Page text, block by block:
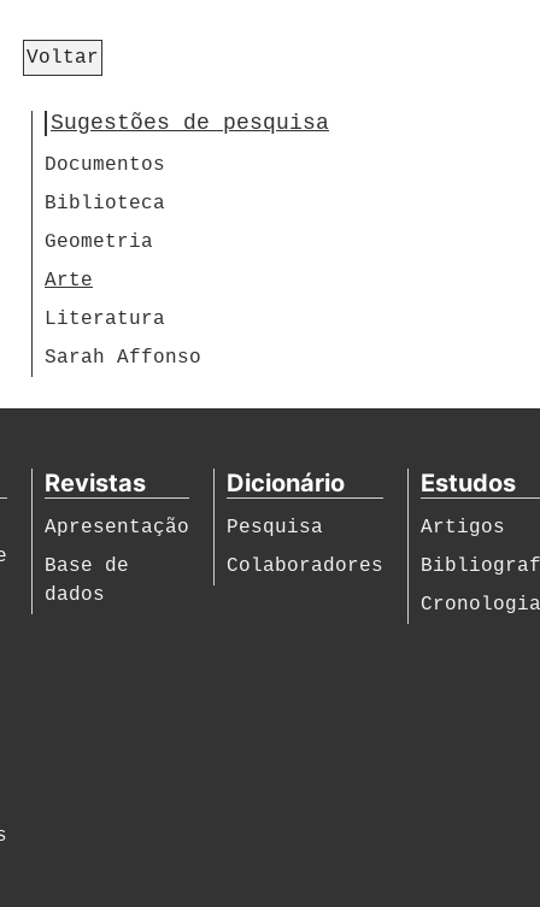
Voltar
Sugestões de pesquisa
Documentos
Biblioteca
Geometria
Arte
Literatura
Sarah Affonso
Revistas
Apresentação
Base de
dados
Dicionário
Pesquisa
Colaboradores
Estudos
Artigos